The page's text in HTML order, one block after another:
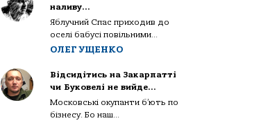
наливу…
Яблучний Спас приходив до
оселі бабусі повільними...
ОЛЕГ УЩЕНКО
Відсидітись на Закарпатті
чи Буковелі не вийде…
Московські окупанти б’ють по
бізнесу. Бо наш...